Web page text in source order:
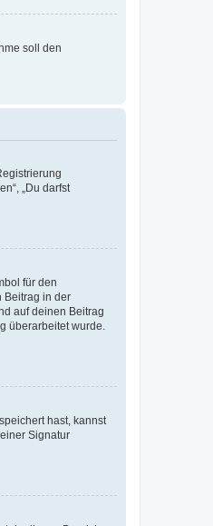
soll den
„Du darfst
für den
Beitrag in der
auf deinen Beitrag
überarbeitet wurde.
hast, kannst
Signatur